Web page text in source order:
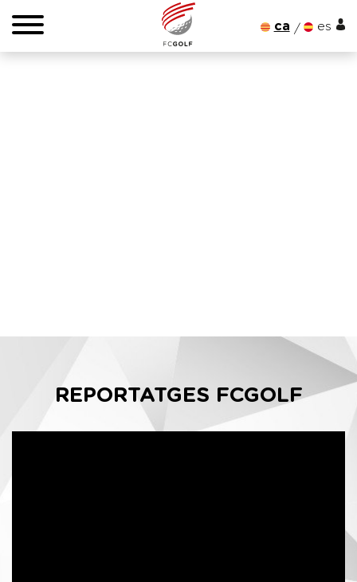
ca es
REPORTATGES FCGOLF